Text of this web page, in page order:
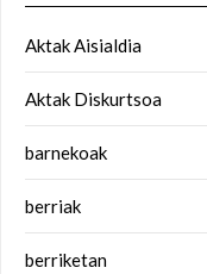
Aktak Aisialdia
Aktak Diskurtsoa
barnekoak
berriak
berriketan